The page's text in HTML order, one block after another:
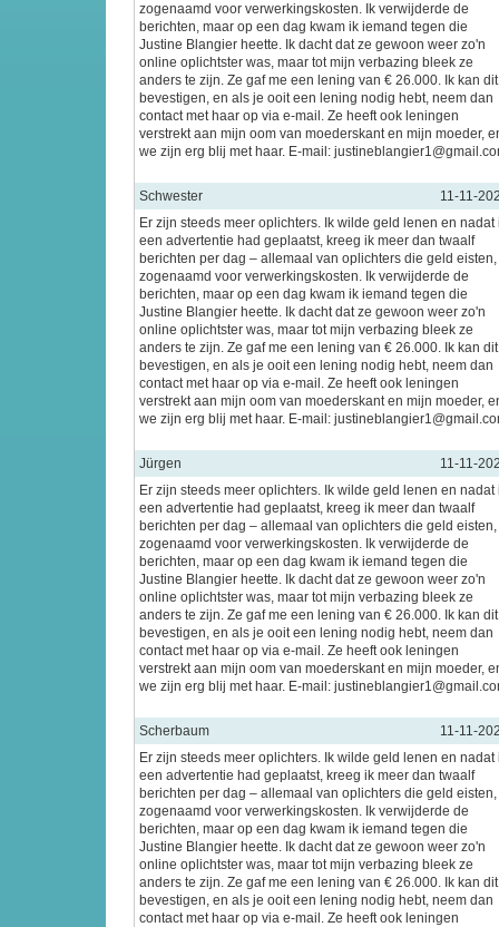
zogenaamd voor verwerkingskosten. Ik verwijderde de
berichten, maar op een dag kwam ik iemand tegen die
Justine Blangier heette. Ik dacht dat ze gewoon weer zo'n
online oplichtster was, maar tot mijn verbazing bleek ze
anders te zijn. Ze gaf me een lening van € 26.000. Ik kan dit
bevestigen, en als je ooit een lening nodig hebt, neem dan
contact met haar op via e-mail. Ze heeft ook leningen
verstrekt aan mijn oom van moederskant en mijn moeder,
we zijn erg blij met haar. E-mail:
Schwester
11-11-
Er zijn steeds meer oplichters. Ik wilde geld lenen en nadat
een advertentie had geplaatst, kreeg ik meer dan twaalf
berichten per dag – allemaal van oplichters die geld eisten,
zogenaamd voor verwerkingskosten. Ik verwijderde de
berichten, maar op een dag kwam ik iemand tegen die
Justine Blangier heette. Ik dacht dat ze gewoon weer zo'n
online oplichtster was, maar tot mijn verbazing bleek ze
anders te zijn. Ze gaf me een lening van € 26.000. Ik kan dit
bevestigen, en als je ooit een lening nodig hebt, neem dan
contact met haar op via e-mail. Ze heeft ook leningen
verstrekt aan mijn oom van moederskant en mijn moeder,
we zijn erg blij met haar. E-mail:
Jürgen
11-11-
Er zijn steeds meer oplichters. Ik wilde geld lenen en nadat
een advertentie had geplaatst, kreeg ik meer dan twaalf
berichten per dag – allemaal van oplichters die geld eisten,
zogenaamd voor verwerkingskosten. Ik verwijderde de
berichten, maar op een dag kwam ik iemand tegen die
Justine Blangier heette. Ik dacht dat ze gewoon weer zo'n
online oplichtster was, maar tot mijn verbazing bleek ze
anders te zijn. Ze gaf me een lening van € 26.000. Ik kan dit
bevestigen, en als je ooit een lening nodig hebt, neem dan
contact met haar op via e-mail. Ze heeft ook leningen
verstrekt aan mijn oom van moederskant en mijn moeder,
we zijn erg blij met haar. E-mail:
Scherbaum
11-11-
Er zijn steeds meer oplichters. Ik wilde geld lenen en nadat
een advertentie had geplaatst, kreeg ik meer dan twaalf
berichten per dag – allemaal van oplichters die geld eisten,
zogenaamd voor verwerkingskosten. Ik verwijderde de
berichten, maar op een dag kwam ik iemand tegen die
Justine Blangier heette. Ik dacht dat ze gewoon weer zo'n
online oplichtster was, maar tot mijn verbazing bleek ze
anders te zijn. Ze gaf me een lening van € 26.000. Ik kan dit
bevestigen, en als je ooit een lening nodig hebt, neem dan
contact met haar op via e-mail. Ze heeft ook leningen